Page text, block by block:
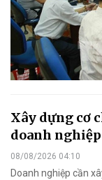
Xây dựng cơ
doanh nghiệp
08/08/2026 04:10
Doanh nghiệp cần